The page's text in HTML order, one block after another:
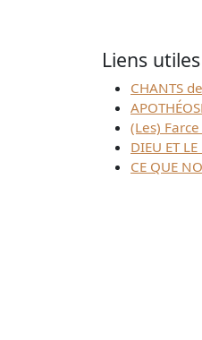
Liens utiles
CHANTS
(Les)
DIEU ET
CE QUE